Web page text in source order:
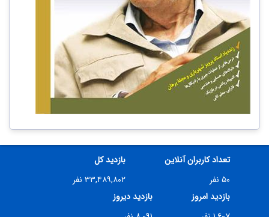
تعداد کاربران آنلاین
۵۰ نفر
بازدید کل
۳۳,۴۸۹,۸۰۲ نفر
بازدید امروز
بازدید دیروز